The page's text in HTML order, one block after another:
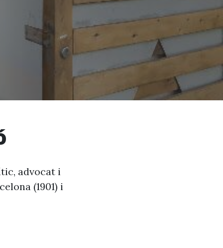
advocat i
(1901) i